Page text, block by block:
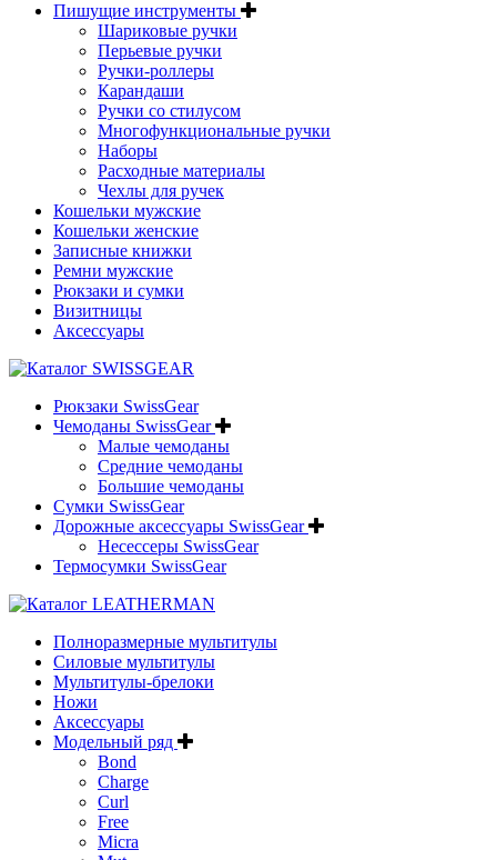
Пишущие инструменты
Шариковые ручки
Перьевые ручки
Ручки-роллеры
Карандаши
Ручки со стилусом
Многофункциональные ручки
Наборы
Расходные материалы
Чехлы для ручек
Кошельки мужские
Кошельки женские
Записные книжки
Ремни мужские
Рюкзаки и сумки
Визитницы
Аксессуары
Рюкзаки SwissGear
Чемоданы SwissGear
Малые чемоданы
Средние чемоданы
Большие чемоданы
Сумки SwissGear
Дорожные аксессуары SwissGear
Несессеры SwissGear
Термосумки SwissGear
Полноразмерные мультитулы
Силовые мультитулы
Мультитулы-брелоки
Ножи
Аксессуары
Модельный ряд
Bond
Charge
Curl
Free
Micra